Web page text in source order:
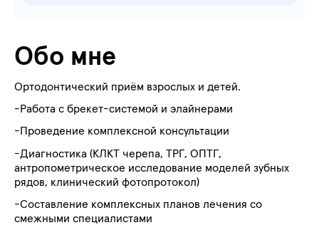
Обо мне
Ортодонтический приём взрослых и детей.
-Работа с брекет-системой и элайнерами
-Проведение комплексной консультации
-Диагностика (КЛКТ черепа, ТРГ, ОПТГ,
антропометрическое исследование моделей зубных
рядов, клинический фотопротокол)
-Составление комплексных планов лечения со
смежными специалистами